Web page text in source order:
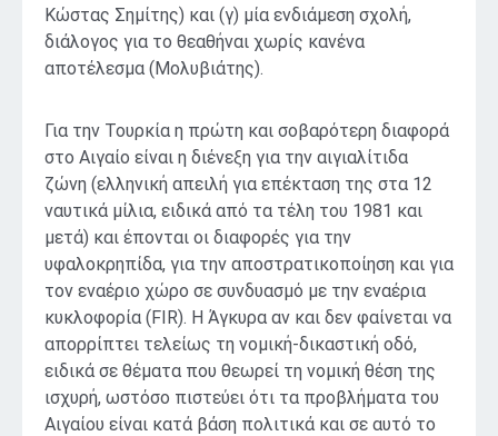
Κώστας Σημίτης) και (γ) μία ενδιάμεση σχολή,
διάλογος για το θεαθήναι χωρίς κανένα
αποτέλεσμα (Μολυβιάτης).
Για την Τουρκία η πρώτη και σοβαρότερη διαφορά
στο Αιγαίο είναι η διένεξη για την αιγιαλίτιδα
ζώνη (ελληνική απειλή για επέκταση της στα 12
ναυτικά μίλια, ειδικά από τα τέλη του 1981 και
μετά) και έπονται οι διαφορές για την
υφαλοκρηπίδα, για την αποστρατικοποίηση και για
τον εναέριο χώρο σε συνδυασμό με την εναέρια
κυκλοφορία (FIR). Η Άγκυρα αν και δεν φαίνεται να
απορρίπτει τελείως τη νομική-δικαστική οδό,
ειδικά σε θέματα που θεωρεί τη νομική θέση της
ισχυρή, ωστόσο πιστεύει ότι τα προβλήματα του
Αιγαίου είναι κατά βάση πολιτικά και σε αυτό το